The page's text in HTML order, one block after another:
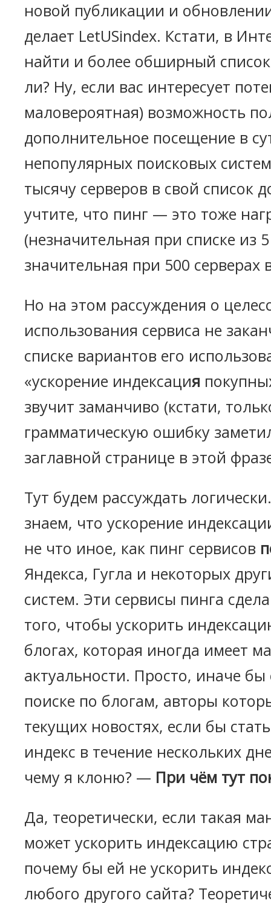
новой публикации и
делает LetUSindex. Кстати, в
найти и более обширный
ли? Ну, если вас интересует
маловероятная) возможность
дополнительное посещение в
непопулярных поисковых
тысячу серверов в свой список
учтите, что пинг — это тоже
(незначительная при списке из
значительная при 500 серверах
Но на этом рассуждения о
использования сервиса не
списке вариантов его
«ускорение индексация
звучит заманчиво (кстати,
грамматическую ошибку
заглавной странице в этой
Тут будем рассуждать
знаем, что ускорение
не что иное, как пинг сервисов
Яндекса, Гугла и некоторых
систем. Эти сервисы пинга
того, чтобы ускорить
блогах, которая иногда имеет
актуальности. Просто, иначе
поиске по блогам, авторы
текущих новостях, если бы
индекс в течение нескольких
чему я клоню? — При чём тут
Да, теоретически, если такая
может ускорить индексацию
почему бы ей не ускорить
любого другого сайта?